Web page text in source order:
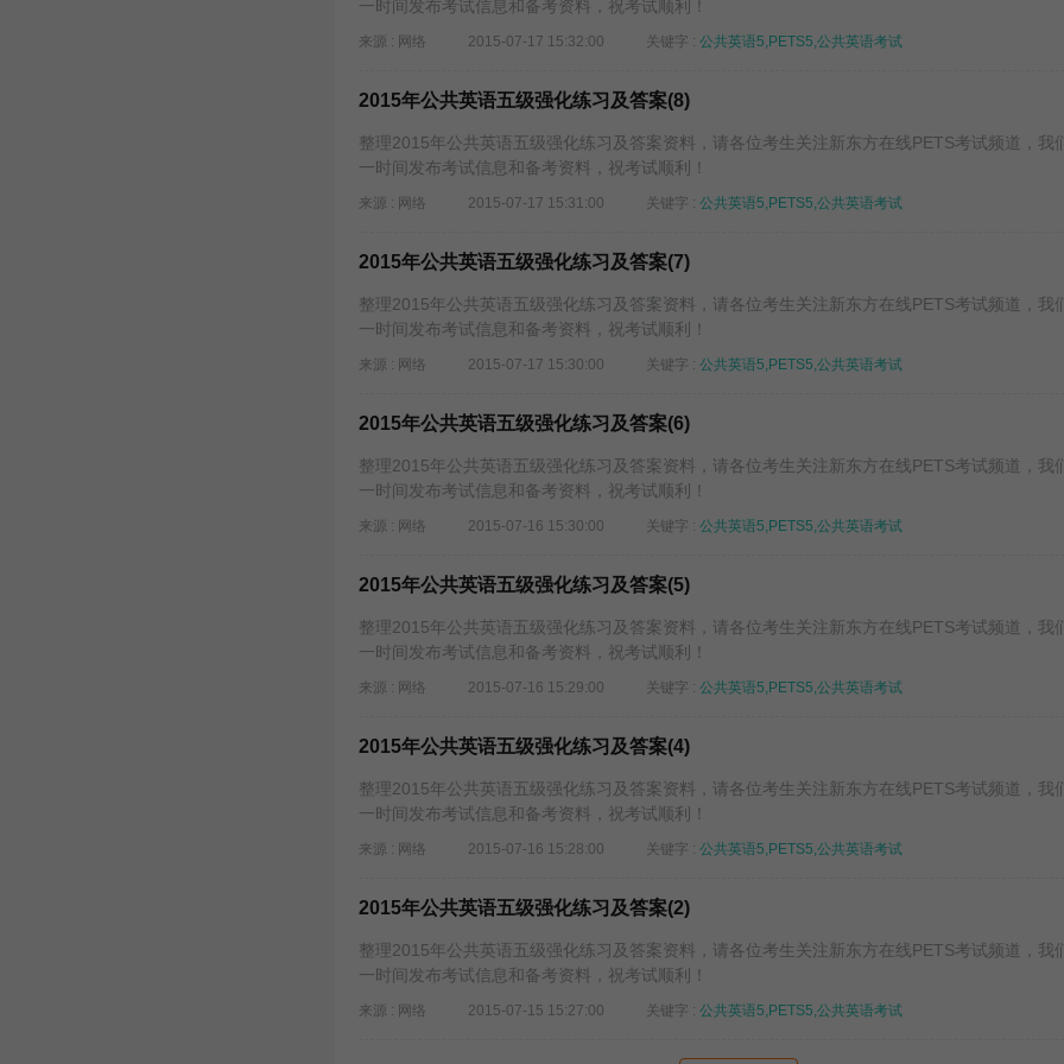
一时间发布考试信息和备考资料，祝考试顺利！
来源 : 网络 2015-07-17 15:32:00 关键字 : 公共英语5,PETS5,公共英语考试
2015年公共英语五级强化练习及答案(8)
整理2015年公共英语五级强化练习及答案资料，请各位考生关注新东方在线PETS考试频道，我
一时间发布考试信息和备考资料，祝考试顺利！
来源 : 网络 2015-07-17 15:31:00 关键字 : 公共英语5,PETS5,公共英语考试
2015年公共英语五级强化练习及答案(7)
整理2015年公共英语五级强化练习及答案资料，请各位考生关注新东方在线PETS考试频道，我
一时间发布考试信息和备考资料，祝考试顺利！
来源 : 网络 2015-07-17 15:30:00 关键字 : 公共英语5,PETS5,公共英语考试
2015年公共英语五级强化练习及答案(6)
整理2015年公共英语五级强化练习及答案资料，请各位考生关注新东方在线PETS考试频道，我
一时间发布考试信息和备考资料，祝考试顺利！
来源 : 网络 2015-07-16 15:30:00 关键字 : 公共英语5,PETS5,公共英语考试
2015年公共英语五级强化练习及答案(5)
整理2015年公共英语五级强化练习及答案资料，请各位考生关注新东方在线PETS考试频道，我
一时间发布考试信息和备考资料，祝考试顺利！
来源 : 网络 2015-07-16 15:29:00 关键字 : 公共英语5,PETS5,公共英语考试
2015年公共英语五级强化练习及答案(4)
整理2015年公共英语五级强化练习及答案资料，请各位考生关注新东方在线PETS考试频道，我
一时间发布考试信息和备考资料，祝考试顺利！
来源 : 网络 2015-07-16 15:28:00 关键字 : 公共英语5,PETS5,公共英语考试
2015年公共英语五级强化练习及答案(2)
整理2015年公共英语五级强化练习及答案资料，请各位考生关注新东方在线PETS考试频道，我
一时间发布考试信息和备考资料，祝考试顺利！
来源 : 网络 2015-07-15 15:27:00 关键字 : 公共英语5,PETS5,公共英语考试